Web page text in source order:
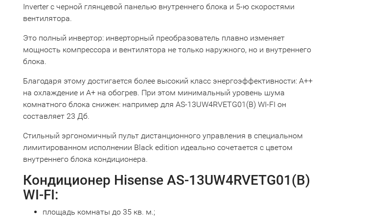
Inverter с черной глянцевой панелью внутреннего блока и 5-ю скоростями
вентилятора.
Это полный инвертор: инверторный преобразователь плавно изменяет
мощность компрессора и вентилятора не только наружного, но и внутреннего
блока.
Благодаря этому достигается более высокий класс энергоэффективности: А++
на охлаждение и А+ на обогрев. При этом минимальный уровень шума
комнатного блока снижен: например для AS-13UW4RVETG01(B) WI-FI он
составляет 23 Дб.
Стильный эргономичный пульт дистанционного управления в специальном
лимитированном исполнении Black edition идеально сочетается с цветом
внутреннего блока кондиционера.
Кондиционер Hisense AS-13UW4RVETG01(B)
WI-FI:
площадь комнаты до 35 кв. м.;